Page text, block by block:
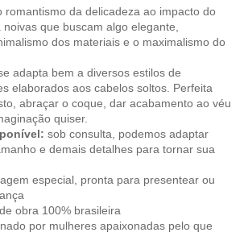
romantismo da delicadeza ao impacto do
que buscam algo elegante,
dos materiais e o maximalismo do
adapta bem a diversos estilos de
elaborados aos cabelos soltos. Perfeita
abraçar o coque, dar acabamento ao véu
quiser.
sob consulta, podemos adaptar
e demais detalhes para tornar sua
especial, pronta para presentear ou
obra 100% brasileira
por mulheres apaixonadas pelo que